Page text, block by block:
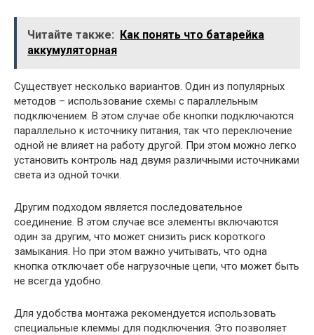
Читайте также: Как понять что батарейка
аккумуляторная
Существует несколько вариантов. Один из популярных
методов – использование схемы с параллельным
подключением. В этом случае обе кнопки подключаются
параллельно к источнику питания, так что переключение
одной не влияет на работу другой. При этом можно легко
установить контроль над двумя различными источниками
света из одной точки.
Другим подходом является последовательное
соединение. В этом случае все элементы включаются
один за другим, что может снизить риск короткого
замыкания. Но при этом важно учитывать, что одна
кнопка отключает обе нагрузочные цепи, что может быть
не всегда удобно.
Для удобства монтажа рекомендуется использовать
специальные клеммы для подключения. Это позволяет